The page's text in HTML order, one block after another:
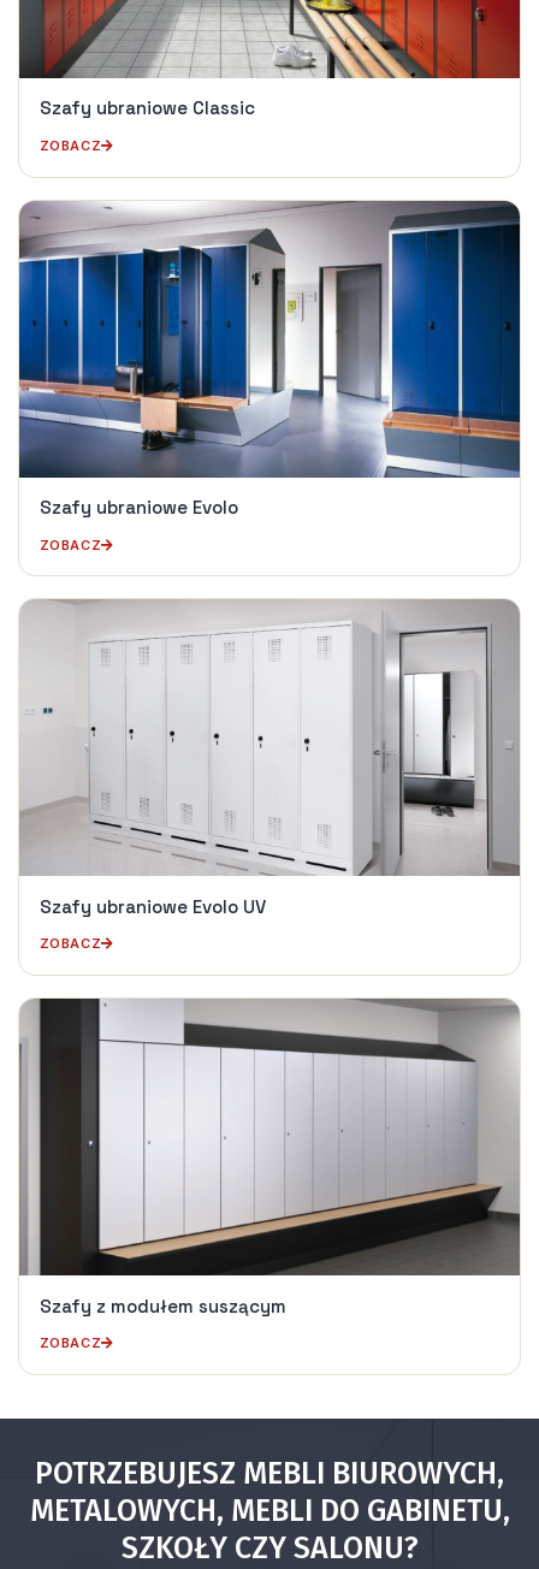
Szafy ubraniowe Classic
ZOBACZ
Szafy ubraniowe Evolo
ZOBACZ
Szafy ubraniowe Evolo UV
ZOBACZ
Szafy z modułem suszącym
ZOBACZ
POTRZEBUJESZ MEBLI BIUROWYCH,
METALOWYCH, MEBLI DO GABINETU,
SZKOŁY CZY SALONU?